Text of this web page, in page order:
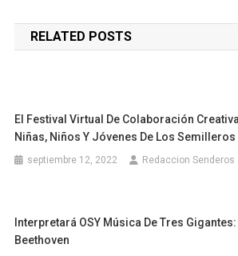
de
entradas
RELATED POSTS
El Festival Virtual De Colaboración
Niñas, Niños Y Jóvenes De Los
septiembre 12, 2022 Redaccion Senderos
Interpretará OSY Música De Tres
Beethoven